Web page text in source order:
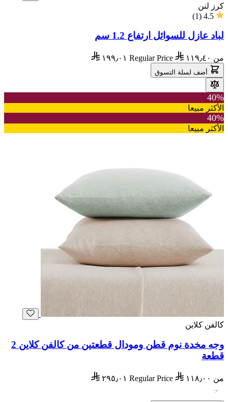
كرز لنن
4.5
(
1
)
لباد عازل للسوائل ارتفاع 1.2 سم
من ١١٩٫٤٠ Regular Price ١٩٩٫٠١
أضف لسلة التسوق
40%
الأكثر مبيعا
40%
الأكثر مبيعا
كالفن كلاين
وجه مخدة نوم قطن ومودال قطعتين من كالفن كلاين 2
قطعة
من ١١٨٫٠٠ Regular Price ٢٩٥٫٠١